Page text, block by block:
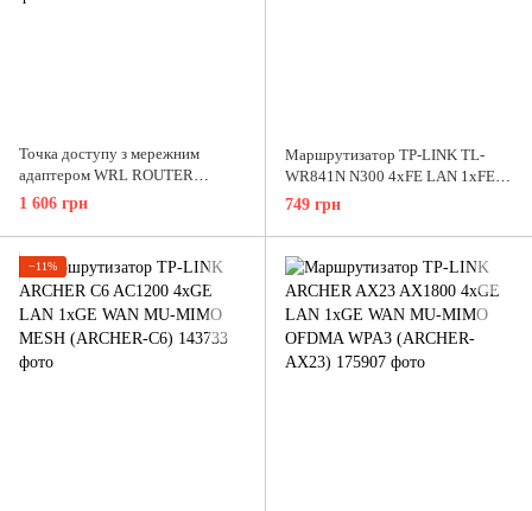
Точка доступу з мережним
адаптером WRL ROUTER
1200MBPS 1000M/4P DUAL
BAND WF2780 NETIS
1 606 грн
Маршрутизатор TP-LINK TL-
WR841N N300 4xFE LAN 1xFE
WAN (TL-WR841N)
749 грн
−11%